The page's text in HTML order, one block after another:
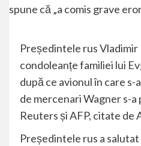
Președintele rus Vladimir
condoleanțe familiei lui
după ce avionul în care
de mercenari Wagner s-
Reuters și AFP, citate de
Președintele rus a salutat